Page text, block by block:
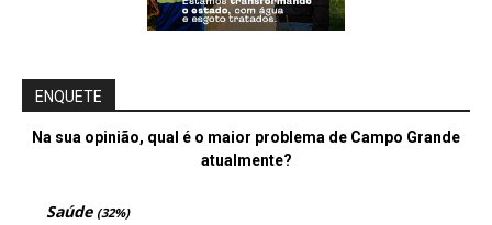
ENQUETE
Na sua opinião, qual é o maior problema de Campo Grande
atualmente?
Saúde (32%)